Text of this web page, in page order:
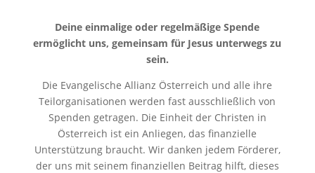
Deine einmalige oder regelmäßige Spende
ermöglicht uns, gemeinsam für Jesus unterwegs zu
sein.
Die Evangelische Allianz Österreich und alle ihre
Teilorganisationen werden fast ausschließlich von
Spenden getragen. Die Einheit der Christen in
Österreich ist ein Anliegen, das finanzielle
Unterstützung braucht. Wir danken jedem Förderer,
der uns mit seinem finanziellen Beitrag hilft, dieses